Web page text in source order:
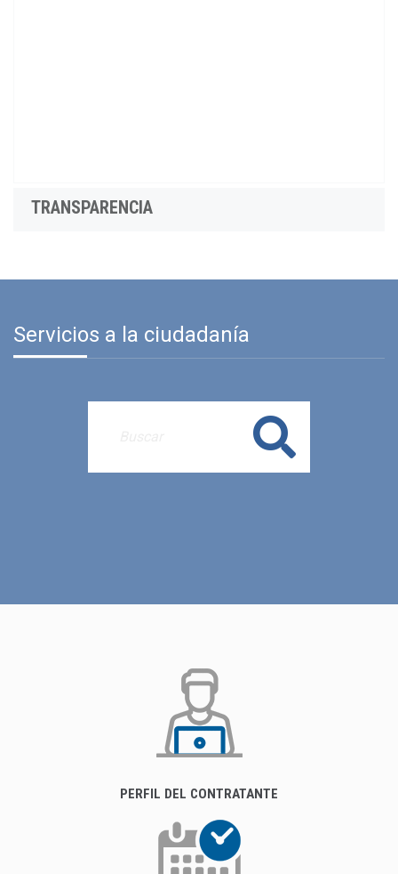
TRANSPARENCIA
Servicios a la ciudadanía
Buscar
PERFIL DEL CONTRATANTE